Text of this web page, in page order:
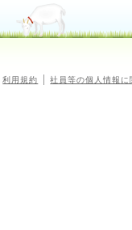
利用規約 社員等の個人情報